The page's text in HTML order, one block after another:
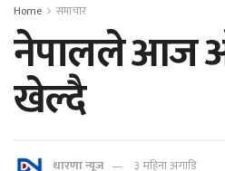
Home समाचार
नेपालले आज
खेल्दै
धारणा न्यूज ३ महिना अगाडि